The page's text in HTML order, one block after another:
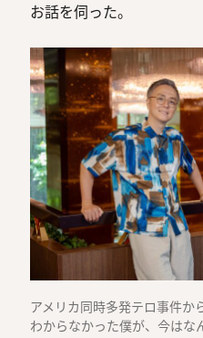
お話を伺った。
アメリカ同時多発テロ事件か
わからなかった僕が、今はな